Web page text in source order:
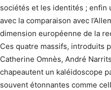
sociétés et les identités ; enfin
avec la comparaison avec
dimension européenne de la
Ces quatre massifs, introduits
Catherine Omnès, André
chapeautent un kaléidoscope
souvent étonnantes comme